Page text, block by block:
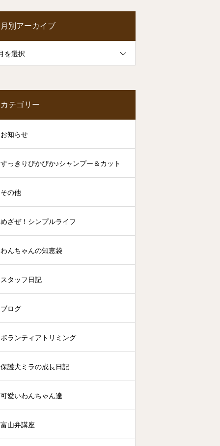
月別アーカイブ
を選択
カテゴリー
お知らせ
すっきりぴかぴか♪シャンプー＆カット
その他
めざぜ！シンプルライフ
わんちゃんの知恵袋
スタッフ日記
ブログ
ボランティアトリミング
保護犬ミラの成長日記
可愛いわんちゃん達
富山弁講座